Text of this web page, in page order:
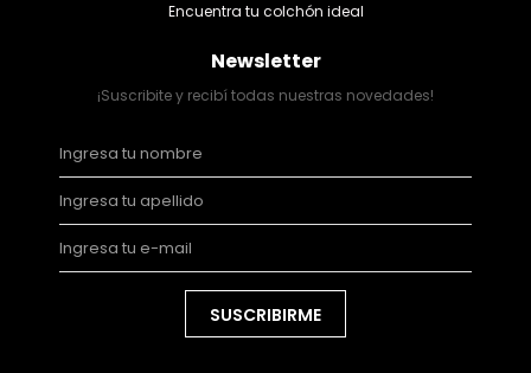
Encuentra tu colchón ideal
Newsletter
¡Suscribite y recibí todas nuestras novedades!
SUSCRIBIRME